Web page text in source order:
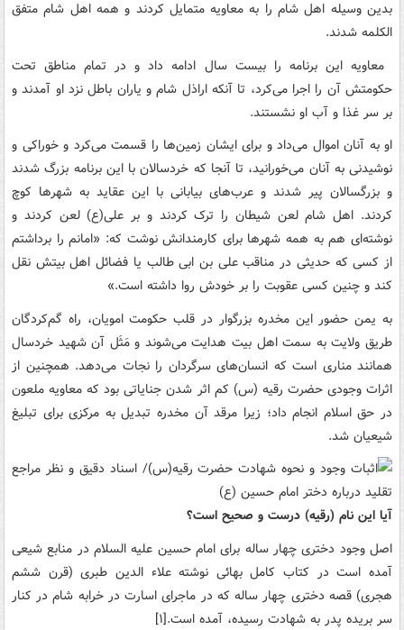
بدین وسیله اهل شام را به معاویه متمایل کردند و همه اهل شام متفق
الکلمه شدند.
‌ معاویه این برنامه را بیست سال ادامه داد و در تمام مناطق تحت
حکومتش آن را اجرا می‌کرد، تا آنکه اراذل شام و یاران باطل نزد او آمدند و
بر سر غذا و آب او نشستند.
او به آنان اموال می‌داد و برای ایشان زمین‌ها را قسمت می‌کرد و خوراکی و
نوشیدنی به آنان می‌خورانید، تا آنجا که خردسالان با این برنامه بزرگ شدند
و بزرگسالان پیر شدند و عرب‌های بیابانی با این عقاید به شهرها کوچ
کردند. اهل شام لعن شیطان را ترک کردند و بر علی(ع) لعن کردند و
نوشته‌ای هم به همه شهرها برای کارمندانش نوشت که: «امانم را برداشتم
از کسی که حدیثی در مناقب علی بن ابی طالب یا فضائل اهل بیتش نقل
کند و چنین کسی عقوبت را بر خودش روا داشته است.»
به یمن حضور این مخدره بزرگوار در قلب حکومت امویان، راه گم‌کردگان
طریق ولایت به سمت اهل بیت هدایت می‌شوند و مَثَل آن شهید خردسال
همانند مناری است که انسان‌های سرگردان را نجات می‌دهد. همچنین از
اثرات وجودی حضرت رقیه (س) کم اثر شدن جنایاتی بود که معاویه ملعون
در حق اسلام انجام داد؛ زیرا مرقد آن مخدره تبدیل به مرکزی برای تبلیغ
شیعیان شد.
آیا این نام (رقیه) درست و صحیح است؟
اصل وجود دختری چهار ساله برای امام حسین علیه السلام در منابع شیعی
آمده است در کتاب کامل بهائی نوشته علاء الدین طبری (قرن ششم
هجری) قصه دختری چهار ساله که در ماجرای اسارت در خرابه شام در کنار
سر بریده پدر به شهادت رسیده، آمده است.[۱]